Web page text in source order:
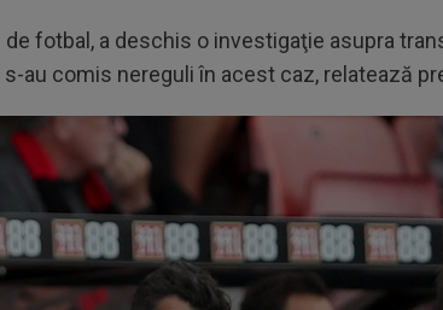
de fotbal, a deschis o investigaţie asupra
au comis nereguli în acest caz, relatează